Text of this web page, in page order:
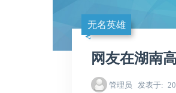
无名英雄
网友在湖南
管理员 发表于